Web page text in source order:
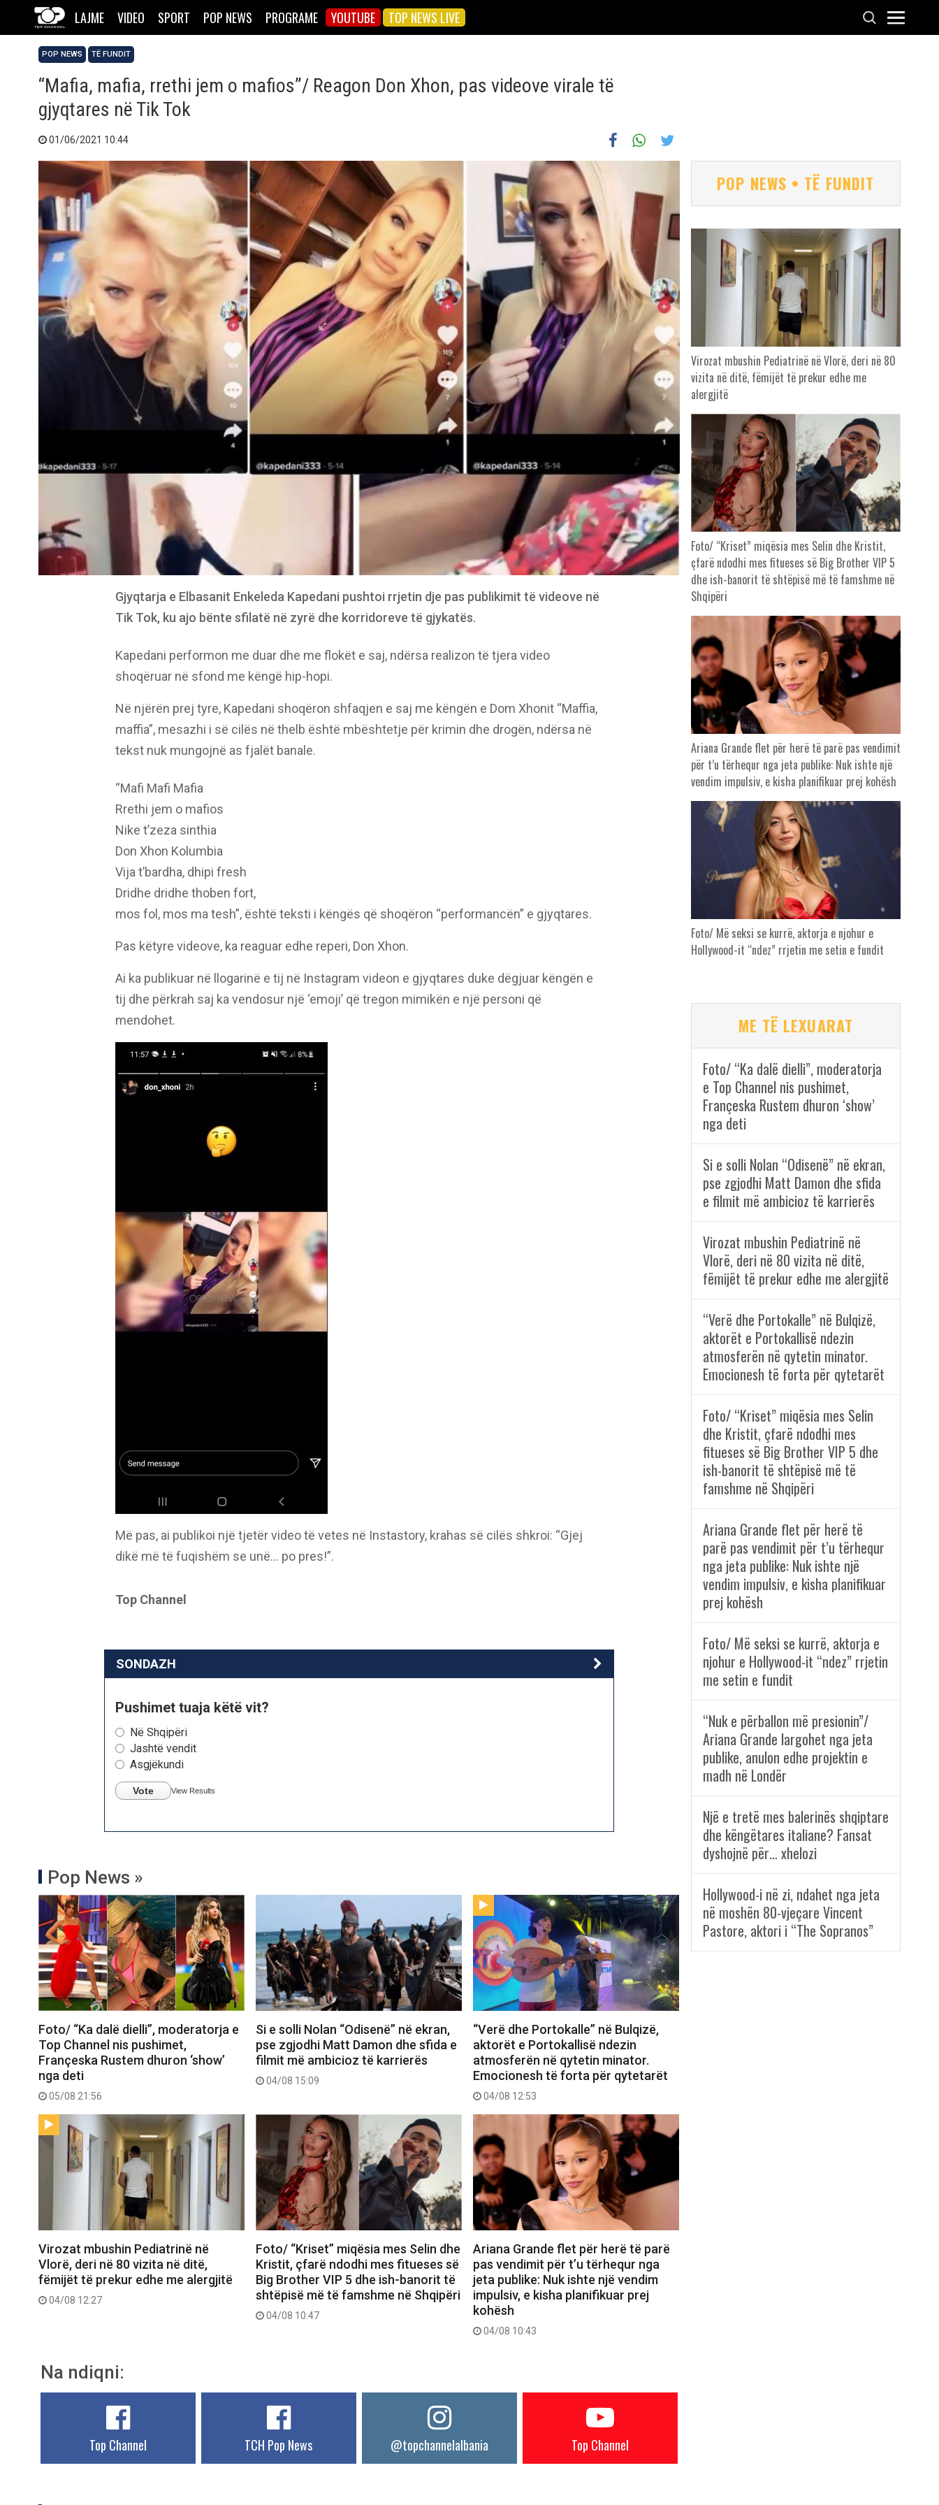
LAJME VIDEO SPORT POP NEWS PROGRAME YOUTUBE TOP NEWS LIVE
POP NEWS TË FUNDIT
“Mafia, mafia, rrethi jem o mafios”/ Reagon Don Xhon, pas videove virale të
gjyqtares në Tik Tok
01/06/2021 10:44
Gjyqtarja e Elbasanit Enkeleda Kapedani pushtoi rrjetin dje pas publikimit të videove në
Tik Tok, ku ajo bënte sfilatë në zyrë dhe korridoreve të gjykatës.
Kapedani performon me duar dhe me flokët e saj, ndërsa realizon të tjera video
shoqëruar në sfond me këngë hip-hopi.
Në njërën prej tyre, Kapedani shoqëron shfaqjen e saj me këngën e Dom Xhonit “Maffia,
maffia”, mesazhi i së cilës në thelb është mbështetje për krimin dhe drogën, ndërsa në
tekst nuk mungojnë as fjalët banale.
“Mafi Mafi Mafia
Rrethi jem o mafios
Nike t’zeza sinthia
Don Xhon Kolumbia
Vija t’bardha, dhipi fresh
Dridhe dridhe thoben fort,
mos fol, mos ma tesh”, është teksti i këngës që shoqëron “performancën” e gjyqtares.
Pas këtyre videove, ka reaguar edhe reperi, Don Xhon.
Ai ka publikuar në llogarinë e tij në Instagram videon e gjyqtares duke dëgjuar këngën e
tij dhe përkrah saj ka vendosur një ‘emoji’ që tregon mimikën e një personi që
mendohet.
Më pas, ai publikoi një tjetër video të vetes në Instastory, krahas së cilës shkroi: “Gjej
dikë më të fuqishëm se unë… po pres!”.
Top Channel
SONDAZH
Pushimet tuaja këtë vit?
Në Shqipëri
Jashtë vendit
Asgjëkundi
Vote View Results
Pop News »
Foto/ “Ka dalë dielli”, moderatorja e
Top Channel nis pushimet,
Françeska Rustem dhuron ‘show’
nga deti
05/08 21:56
Si e solli Nolan “Odisenë” në ekran,
pse zgjodhi Matt Damon dhe sfida e
filmit më ambicioz të karrierës
04/08 15:09
“Verë dhe Portokalle” në Bulqizë,
aktorët e Portokallisë ndezin
atmosferën në qytetin minator.
Emocionesh të forta për qytetarët
04/08 12:53
Virozat mbushin Pediatrinë në
Vlorë, deri në 80 vizita në ditë,
fëmijët të prekur edhe me alergjitë
04/08 12:27
Foto/ “Kriset” miqësia mes Selin dhe
Kristit, çfarë ndodhi mes fitueses së
Big Brother VIP 5 dhe ish-banorit të
shtëpisë më të famshme në Shqipëri
04/08 10:47
Ariana Grande flet për herë të parë
pas vendimit për t’u tërhequr nga
jeta publike: Nuk ishte një vendim
impulsiv, e kisha planifikuar prej
kohësh
04/08 10:43
Na ndiqni:
Top Channel TCH Pop News @topchannelalbania Top Channel
POP NEWS • TË FUNDIT
Virozat mbushin Pediatrinë në Vlorë, deri në 80
vizita në ditë, fëmijët të prekur edhe me
alergjitë
Foto/ “Kriset” miqësia mes Selin dhe Kristit,
çfarë ndodhi mes fitueses së Big Brother VIP 5
dhe ish-banorit të shtëpisë më të famshme në
Shqipëri
Ariana Grande flet për herë të parë pas vendimit
për t’u tërhequr nga jeta publike: Nuk ishte një
vendim impulsiv, e kisha planifikuar prej kohësh
Foto/ Më seksi se kurrë, aktorja e njohur e
Hollywood-it “ndez” rrjetin me setin e fundit
ME TË LEXUARAT
Foto/ “Ka dalë dielli”, moderatorja
e Top Channel nis pushimet,
Françeska Rustem dhuron ‘show’
nga deti
Si e solli Nolan “Odisenë” në ekran,
pse zgjodhi Matt Damon dhe sfida
e filmit më ambicioz të karrierës
Virozat mbushin Pediatrinë në
Vlorë, deri në 80 vizita në ditë,
fëmijët të prekur edhe me alergjitë
“Verë dhe Portokalle” në Bulqizë,
aktorët e Portokallisë ndezin
atmosferën në qytetin minator.
Emocionesh të forta për qytetarët
Foto/ “Kriset” miqësia mes Selin
dhe Kristit, çfarë ndodhi mes
fitueses së Big Brother VIP 5 dhe
ish-banorit të shtëpisë më të
famshme në Shqipëri
Ariana Grande flet për herë të
parë pas vendimit për t’u tërhequr
nga jeta publike: Nuk ishte një
vendim impulsiv, e kisha planifikuar
prej kohësh
Foto/ Më seksi se kurrë, aktorja e
njohur e Hollywood-it “ndez” rrjetin
me setin e fundit
“Nuk e përballon më presionin”/
Ariana Grande largohet nga jeta
publike, anulon edhe projektin e
madh në Londër
Një e tretë mes balerinës shqiptare
dhe këngëtares italiane? Fansat
dyshojnë për… xhelozi
Hollywood-i në zi, ndahet nga jeta
në moshën 80-vjeçare Vincent
Pastore, aktori i “The Sopranos”